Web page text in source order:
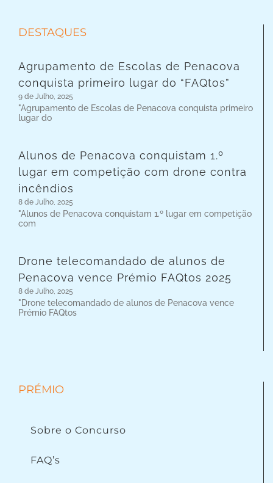
DESTAQUES
Agrupamento de Escolas de Penacova
conquista primeiro lugar do “FAQtos”
9 de Julho, 2025
"Agrupamento de Escolas de Penacova conquista primeiro
lugar do
Alunos de Penacova conquistam 1.º
lugar em competição com drone contra
incêndios
8 de Julho, 2025
"Alunos de Penacova conquistam 1.º lugar em competição
com
Drone telecomandado de alunos de
Penacova vence Prémio FAQtos 2025
8 de Julho, 2025
"Drone telecomandado de alunos de Penacova vence
Prémio FAQtos
PRÉMIO
Sobre o Concurso
FAQ’s